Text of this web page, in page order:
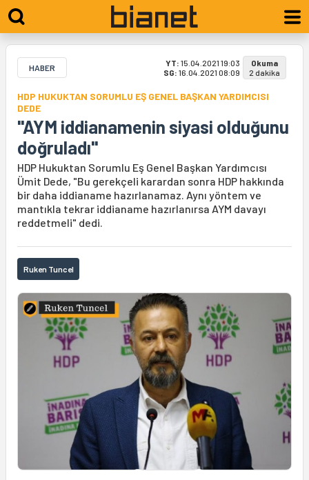
HABER YT: 15.04.2021 19:03
SG: 16.04.2021 08:09
Okuma
2 dakika
HDP HUKUKTAN SORUMLU EŞ GENEL BAŞKAN YARDIMCISI
DEDE
"AYM iddianamenin siyasi olduğunu
doğruladı"
HDP Hukuktan Sorumlu Eş Genel Başkan Yardımcısı
Ümit Dede, "Bu gerekçeli karardan sonra HDP hakkında
bir daha iddianame hazırlanamaz. Aynı yöntem ve
mantıkla tekrar iddianame hazırlanırsa AYM davayı
reddetmeli" dedi.
Ruken Tuncel